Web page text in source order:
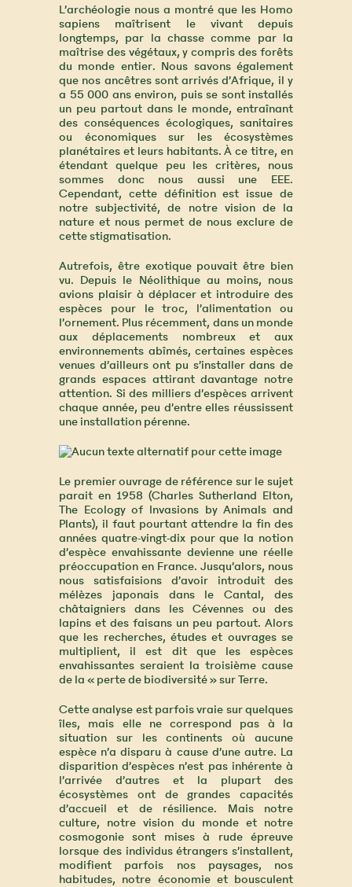
L’archéologie nous a montré que les Homo
sapiens maîtrisent le vivant depuis
longtemps, par la chasse comme par la
maîtrise des végétaux, y compris des forêts
du monde entier. Nous savons également
que nos ancêtres sont arrivés d’Afrique, il y
a 55 000 ans environ, puis se sont installés
un peu partout dans le monde, entraînant
des conséquences écologiques, sanitaires
ou économiques sur les écosystèmes
planétaires et leurs habitants. À ce titre, en
étendant quelque peu les critères, nous
sommes donc nous aussi une EEE.
Cependant, cette définition est issue de
notre subjectivité, de notre vision de la
nature et nous permet de nous exclure de
cette stigmatisation.
Autrefois, être exotique pouvait être bien
vu. Depuis le Néolithique au moins, nous
avions plaisir à déplacer et introduire des
espèces pour le troc, l’alimentation ou
l’ornement. Plus récemment, dans un monde
aux déplacements nombreux et aux
environnements abîmés, certaines espèces
venues d’ailleurs ont pu s’installer dans de
grands espaces attirant davantage notre
attention. Si des milliers d’espèces arrivent
chaque année, peu d’entre elles réussissent
une installation pérenne.
Le premier ouvrage de référence sur le sujet
parait en 1958 (Charles Sutherland Elton,
The Ecology of Invasions by Animals and
Plants), il faut pourtant attendre la fin des
années quatre-vingt-dix pour que la notion
d’espèce envahissante devienne une réelle
préoccupation en France. Jusqu’alors, nous
nous satisfaisions d’avoir introduit des
mélèzes japonais dans le Cantal, des
châtaigniers dans les Cévennes ou des
lapins et des faisans un peu partout. Alors
que les recherches, études et ouvrages se
multiplient, il est dit que les espèces
envahissantes seraient la troisième cause
de la « perte de biodiversité » sur Terre.
Cette analyse est parfois vraie sur quelques
îles, mais elle ne correspond pas à la
situation sur les continents où aucune
espèce n’a disparu à cause d’une autre. La
disparition d’espèces n’est pas inhérente à
l’arrivée d’autres et la plupart des
écosystèmes ont de grandes capacités
d’accueil et de résilience. Mais notre
culture, notre vision du monde et notre
cosmogonie sont mises à rude épreuve
lorsque des individus étrangers s’installent,
modifient parfois nos paysages, nos
habitudes, notre économie et bousculent